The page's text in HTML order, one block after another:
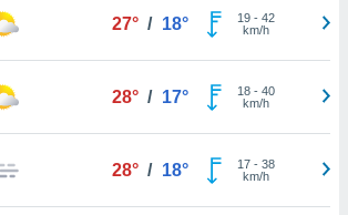
27° / 18° 19- 42
km/h
28° / 17° 18- 40
km/h
28° / 18° 17- 38
km/h